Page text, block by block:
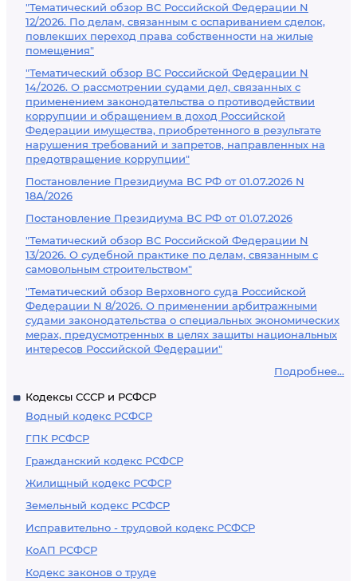
"Тематический обзор ВС Российской Федерации N
12/2026. По делам, связанным с оспариванием сделок,
повлекших переход права собственности на жилые
помещения"
"Тематический обзор ВС Российской Федерации N
14/2026. О рассмотрении судами дел, связанных с
применением законодательства о противодействии
коррупции и обращением в доход Российской
Федерации имущества, приобретенного в результате
нарушения требований и запретов, направленных на
предотвращение коррупции"
Постановление Президиума ВС РФ от 01.07.2026 N
18А/2026
Постановление Президиума ВС РФ от 01.07.2026
"Тематический обзор ВС Российской Федерации N
13/2026. О судебной практике по делам, связанным с
самовольным строительством"
"Тематический обзор Верховного суда Российской
Федерации N 8/2026. О применении арбитражными
судами законодательства о специальных экономических
мерах, предусмотренных в целях защиты национальных
интересов Российской Федерации"
Подробнее...
Кодексы СССР и РСФСР
Водный кодекс РСФСР
ГПК РСФСР
Гражданский кодекс РСФСР
Жилищный кодекс РСФСР
Земельный кодекс РСФСР
Исправительно - трудовой кодекс РСФСР
КоАП РСФСР
Кодекс законов о труде